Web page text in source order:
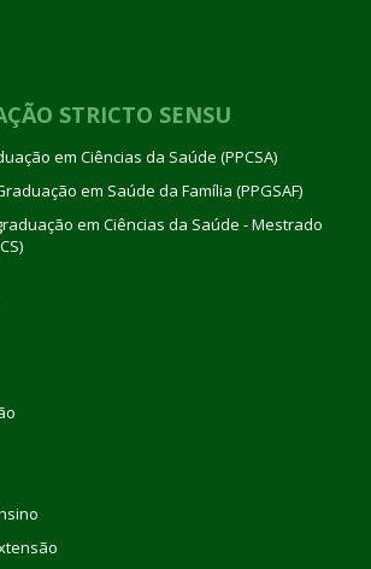
STRICTO SENSU
em Ciências da Saúde (PPCSA)
em Saúde da Família (PPGSAF)
em Ciências da Saúde - Mestrado